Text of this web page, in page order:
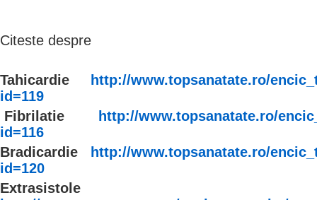
Citeste despre
Tahicardie
http://www.topsanatate.ro/
id=119
Fibrilatie
http://www.topsanatate.ro/
id=116
Bradicardie
http://www.topsanatate.ro/
id=120
Extrasistole